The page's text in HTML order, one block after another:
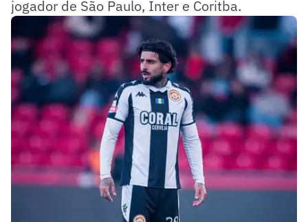
jogador de São Paulo, Inter e Coritba.